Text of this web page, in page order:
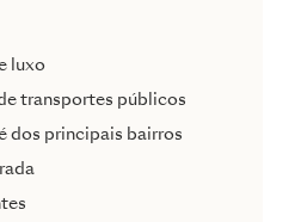
luxo
transportes públicos
dos principais bairros